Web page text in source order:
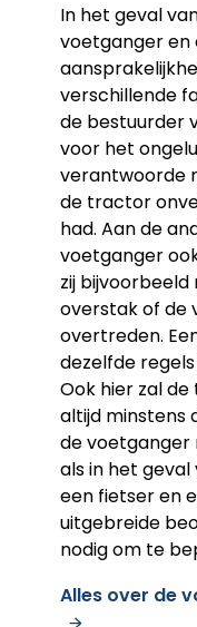
In het geval
voetganger
verschillende
de bestuurder
voor het
verantwoorde
de tractor
had. Aan de
voetganger
zij
overstak of de
overtreden.
dezelfde
Ook hier zal
altijd minstens
de voetganger
als in het
een fietser en
uitgebreide
nodig om te
Alles over de